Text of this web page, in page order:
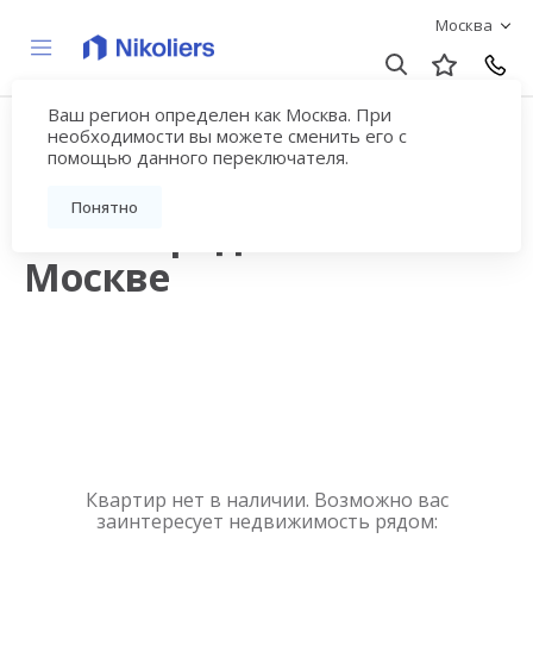
Москва
Ваш регион определен как Москва. При
необходимости вы можете сменить его с
помощью данного переключателя.
Понятно
Квартиры в
новостройках на
Москве
Квартир нет в наличии. Возможно вас
заинтересует недвижимость рядом: